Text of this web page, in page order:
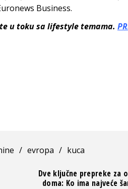
Business.
u toku sa lifestyle temama.
/ evropa / kuca
Dve ključne prepreke
doma: Ko ima najveće